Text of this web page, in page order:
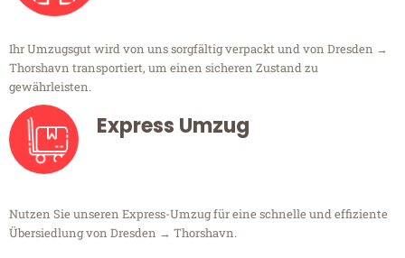
Ihr Umzugsgut wird von uns sorgfältig verpackt und von Dresden →
Thorshavn transportiert, um einen sicheren Zustand zu
gewährleisten.
Express Umzug
Nutzen Sie unseren Express-Umzug für eine schnelle und effiziente
Übersiedlung von Dresden → Thorshavn.